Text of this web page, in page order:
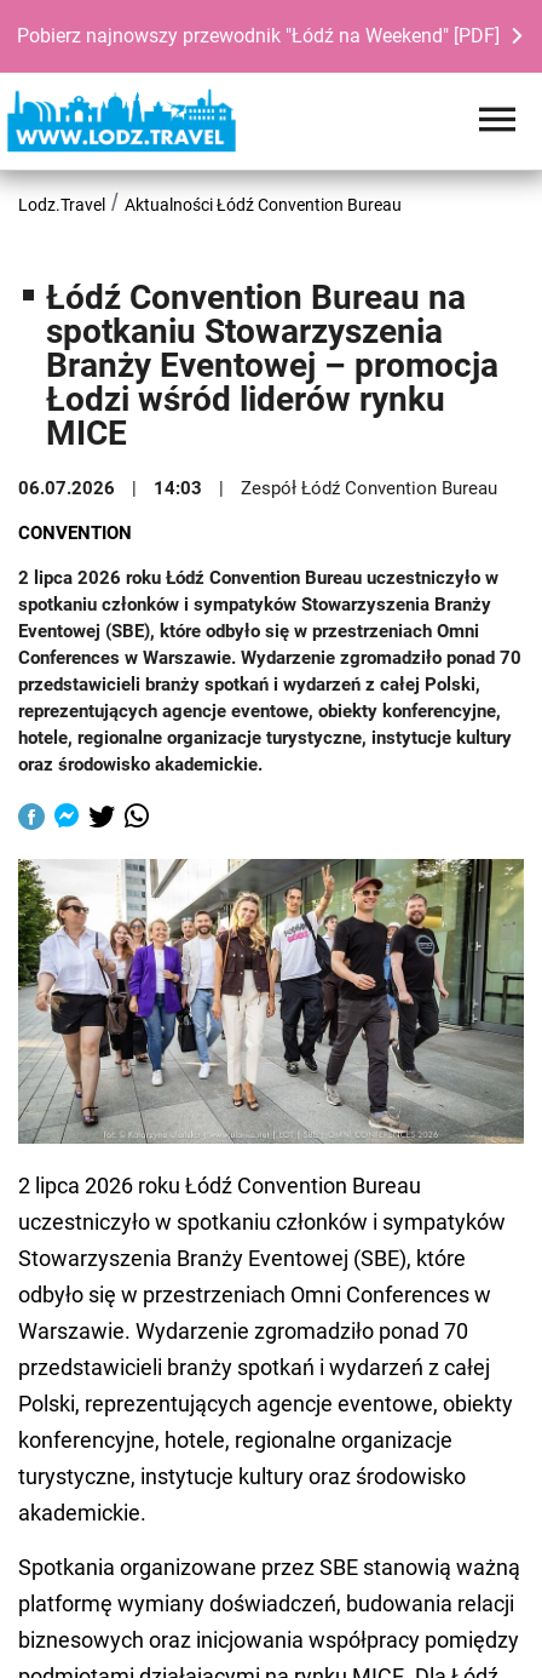
Pobierz najnowszy przewodnik "Łódź na Weekend" [PDF]
Lodz.Travel Aktualności Łódź Convention Bureau
Łódź Convention Bureau na
spotkaniu Stowarzyszenia
Branży Eventowej – promocja
Łodzi wśród liderów rynku
MICE
06.07.2026 14:03 Zespół Łódź Convention Bureau
CONVENTION
2 lipca 2026 roku Łódź Convention Bureau uczestniczyło w
spotkaniu członków i sympatyków Stowarzyszenia Branży
Eventowej (SBE), które odbyło się w przestrzeniach Omni
Conferences w Warszawie. Wydarzenie zgromadziło ponad 70
przedstawicieli branży spotkań i wydarzeń z całej Polski,
reprezentujących agencje eventowe, obiekty konferencyjne,
hotele, regionalne organizacje turystyczne, instytucje kultury
oraz środowisko akademickie.
2 lipca 2026 roku Łódź Convention Bureau
uczestniczyło w spotkaniu członków i sympatyków
Stowarzyszenia Branży Eventowej (SBE), które
odbyło się w przestrzeniach Omni Conferences w
Warszawie. Wydarzenie zgromadziło ponad 70
przedstawicieli branży spotkań i wydarzeń z całej
Polski, reprezentujących agencje eventowe, obiekty
konferencyjne, hotele, regionalne organizacje
turystyczne, instytucje kultury oraz środowisko
akademickie.
Spotkania organizowane przez SBE stanowią ważną
platformę wymiany doświadczeń, budowania relacji
biznesowych oraz inicjowania współpracy pomiędzy